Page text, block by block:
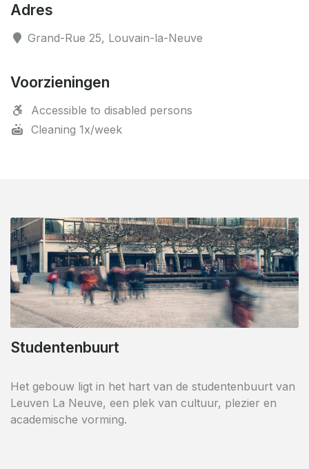
Adres
Grand-Rue 25, Louvain-la-Neuve
Voorzieningen
Accessible to disabled persons
Cleaning 1x/week
Studentenbuurt
Het gebouw ligt in het hart van de studentenbuurt van
Leuven La Neuve, een plek van cultuur, plezier en
academische vorming.
Winkels in de omgeving
en is een voorbeeld van welzijn binnen de
studentenstad. Het leven is actief en er is altijd iets aan
de hand.